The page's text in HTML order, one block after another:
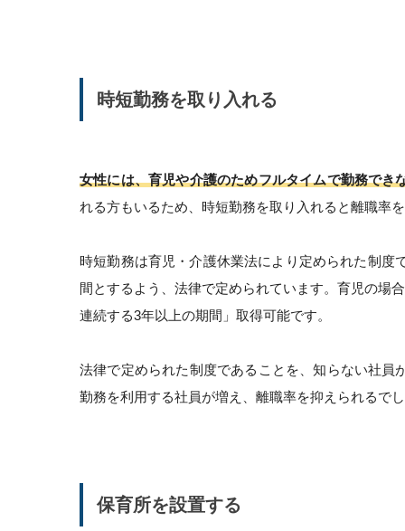
時短勤務を取り入れる
女性には、育児や介護のためフルタイムで勤務でき
れる方もいるため、時短勤務を取り入れると離職率
時短勤務は育児・介護休業法により定められた制度
間とするよう、法律で定められています。育児の場
連続する3年以上の期間」取得可能です。
法律で定められた制度であることを、知らない社
勤務を利用する社員が増え、離職率を抑えられるで
保育所を設置する